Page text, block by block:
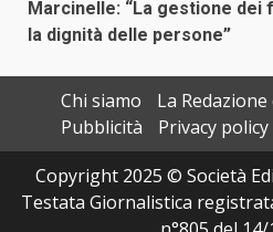
Marcinelle: “La gestione
la dignità delle persone”
Chi siamo
La
Pubblicità
Privacy policy
Copyright 2025 © Società
Testata Giornalistica